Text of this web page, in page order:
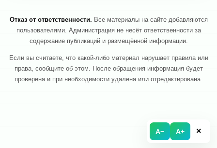
A− A+ ×
Отказ от ответственности. Все материалы на сайте добавляются
пользователями. Администрация не несёт ответственности за
содержание публикаций и размещённой информации.
Если вы считаете, что какой-либо материал нарушает правила или
права, сообщите об этом. После обращения информация будет
проверена и при необходимости удалена или отредактирована.